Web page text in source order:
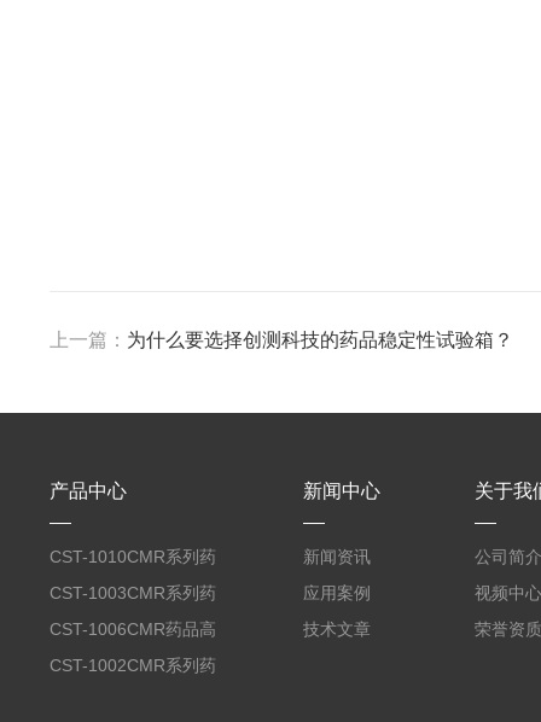
上一篇： 为什么要选择创测科技的药品稳定性试验箱？
产品中心
CST-1010CMR系列药
品高温试验箱
CST-1003CMR系列药
品高温试验箱
CST-1006CMR药品高
温试验箱
CST-1002CMR系列药
新闻中心
新闻资讯
应用案例
技术文章
关于我
公司简介
视频中心
荣誉资质